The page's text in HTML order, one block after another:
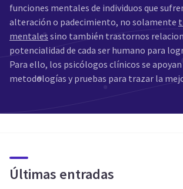
funciones mentales de individuos que
alteración o padecimiento, no solamente
mentales sino también trastornos
potencialidad de cada ser humano para
Para ello, los psicólogos clínicos se
metodologías y pruebas para trazar la
Últimas entradas